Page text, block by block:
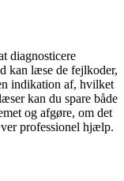
diagnosticere
kan læse de fejlkoder,
indikation af, hvilket
kan du spare både
og afgøre, om det
professionel hjælp.